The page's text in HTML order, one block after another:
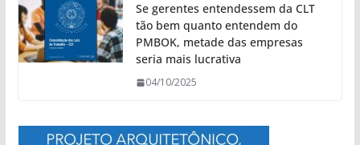
Se gerentes entendessem da CLT
tão bem quanto entendem do
PMBOK, metade das empresas
seria mais lucrativa
04/10/2025